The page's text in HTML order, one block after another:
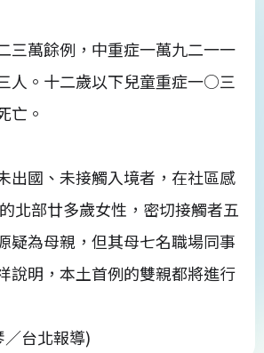
三萬餘例，中重症一萬九二一一
人。十二歲以下兒童重症一○三
亡。
出國、未接觸入境者，在社區感
北部廿多歲女性，密切接觸者五
疑為母親，但其母七名職場同事
說明，本土首例的雙親都將進行
台北報導)